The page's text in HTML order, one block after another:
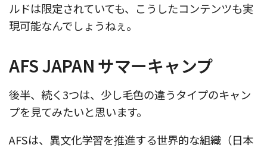
ルドは限定されていても、こうしたコンテンツも実
現可能なんでしょうねぇ。
AFS JAPAN サマーキャンプ
後半、続く3つは、少し毛色の違うタイプのキャン
プを見てみたいと思います。
AFSは、異文化学習を推進する世界的な組織（日本